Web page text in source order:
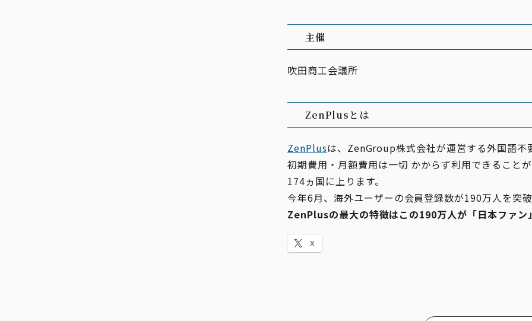
主催
吹田商工会議所
ZenPlusとは
ZenPlusは、ZenGroup株式会社が運営する外国語不
初期費⽤・⽉額費⽤は⼀切 かからず利⽤できること
174ヵ国に上ります。
今年6⽉、海外ユーザーの会員登録数が190万⼈を突
ZenPlusの最⼤の特徴はこの190万⼈が「⽇本ファン
X